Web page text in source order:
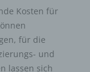
Kosten für
für die
und
lassen sich